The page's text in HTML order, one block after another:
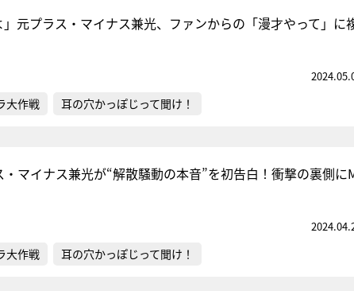
」元プラス・マイナス兼光、ファンからの「漫才やって」に
大作戦 耳の穴かっぽじって聞け！
・マイナス兼光が“解散騒動の本音”を初告白！衝撃の裏側に
大作戦 耳の穴かっぽじって聞け！